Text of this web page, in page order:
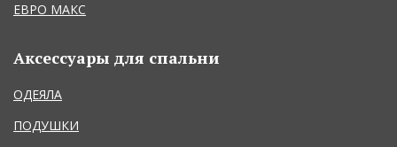
ЕВРО МАКС
Аксессуары для спальни
ОДЕЯЛА
ПОДУШКИ